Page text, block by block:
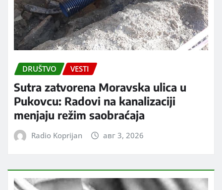
DRUŠTVO VESTI
Sutra zatvorena Moravska ulica u
Pukovcu: Radovi na kanalizaciji
menjaju režim saobraćaja
Radio Koprijan авг 3, 2026